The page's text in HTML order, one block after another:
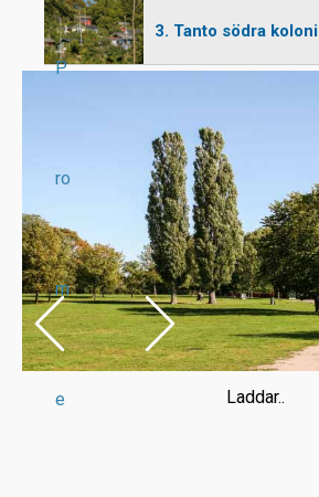
P
ro
m
e
3. Tanto södra koloni
Laddar..